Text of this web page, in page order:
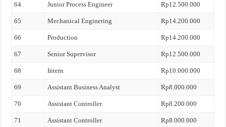
64 Junior Process Engineer Rp12.500.000
65 Mechanical Enginering Rp14.200.000
66 Production Rp14.200.000
67 Senior Supervisor Rp12.500.000
68 Intern Rp10.000.000
69 Assistant Business Analyst Rp8.000.000
70 Assistant Controller Rp8.200.000
71 Assistant Controller Rp8.000.000